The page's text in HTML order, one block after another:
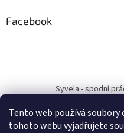
Tento web používá
tohoto webu vyjadřujete
Facebook
Syvela - spodní